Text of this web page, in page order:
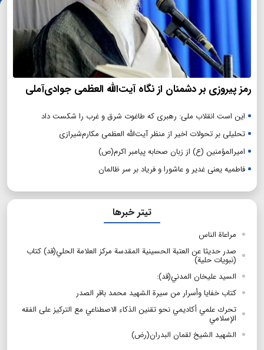
رمز پیروزی بر دشمنان از نگاه آیت‌الله العظمی جوادی‌آملی
این است انقلاب ملی: رهبری که طاغوت شرق و غرب را شکست داد
تحلیلی بر تحولات اخیر از منظر آیت‌الله العظمی مکارم‌شیرازی
امیرالمؤمنین (ع) از زبان صحابه پیامبر اکرم(ص)
فاطمیه یعنی غدیر و عاشورا و فریاد بر سر ظالمان
تیتر خبرها
مراعاة الناس
صدر حديثا عن العتبة الحسينية المقدسة مركز العلامة الحلي(قد) كتاب
(نبويات حلية)
السيد عليخان المدني(قد):
كتاب خفايا وأسرار من سيرة الشهيد محمد باقر الصدر
تحرك علمي أكاديمي نحو تقنين الذكاء الاصطناعي مع التركيز على الفقه
الإسلامي
الشهید الشيخ لقمان البدران(رض)